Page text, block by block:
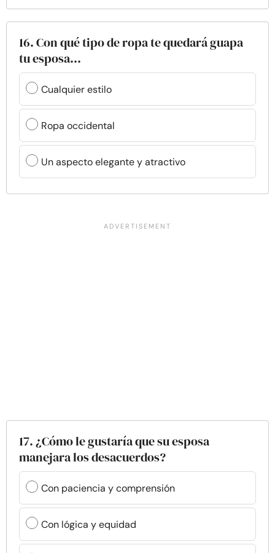
16. Con qué tipo de ropa te quedará guapa
tu esposa...
Cualquier estilo
Ropa occidental
Un aspecto elegante y atractivo
17. ¿Cómo le gustaría que su esposa
manejara los desacuerdos?
Con paciencia y comprensión
Con lógica y equidad